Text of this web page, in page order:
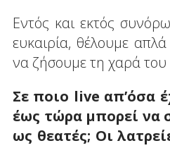
Εντός και εκτός
ευκαιρία, θέλουμε
να ζήσουμε τη χαρά
Σε ποιο live απ’όσα
έως τώρα μπορεί να
ως θεατές; Οι